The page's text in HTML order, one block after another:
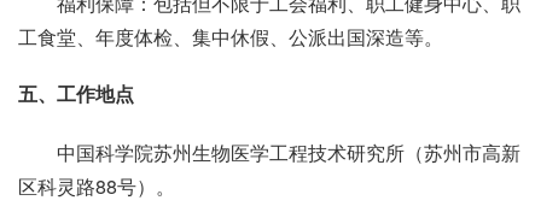
工食堂、年度体检、集中休假、公派出国深造等。
五、工作地点
中国科学院苏州生物医学工程技术研究所（苏州市高新
区科灵路88号）。